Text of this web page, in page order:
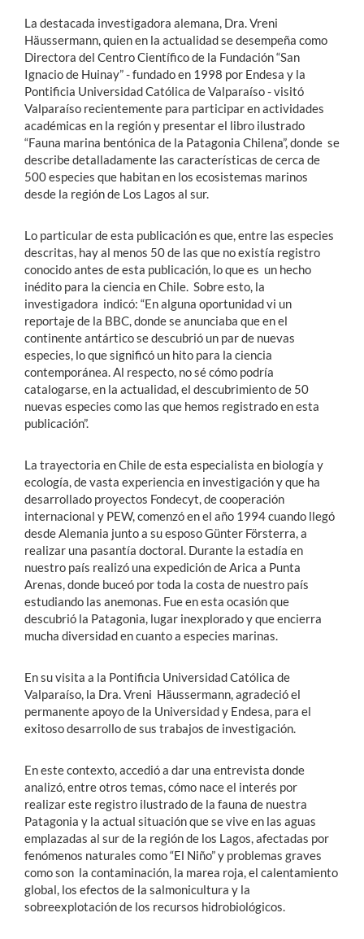
La destacada investigadora alemana, Dra. Vreni
Häussermann, quien en la actualidad se desempeña como
Directora del Centro Científico de la Fundación “San
Ignacio de Huinay” - fundado en 1998 por Endesa y la
Pontificia Universidad Católica de Valparaíso - visitó
Valparaíso recientemente para participar en actividades
académicas en la región y presentar el libro ilustrado
“Fauna marina bentónica de la Patagonia Chilena”, donde se
describe detalladamente las características de cerca de
500 especies que habitan en los ecosistemas marinos
desde la región de Los Lagos al sur.
Lo particular de esta publicación es que, entre las especies
descritas, hay al menos 50 de las que no existía registro
conocido antes de esta publicación, lo que es un hecho
inédito para la ciencia en Chile. Sobre esto, la
investigadora indicó: “En alguna oportunidad vi un
reportaje de la BBC, donde se anunciaba que en el
continente antártico se descubrió un par de nuevas
especies, lo que significó un hito para la ciencia
contemporánea. Al respecto, no sé cómo podría
catalogarse, en la actualidad, el descubrimiento de 50
nuevas especies como las que hemos registrado en esta
publicación”.
La trayectoria en Chile de esta especialista en biología y
ecología, de vasta experiencia en investigación y que ha
desarrollado proyectos Fondecyt, de cooperación
internacional y PEW, comenzó en el año 1994 cuando llegó
desde Alemania junto a su esposo Günter Försterra, a
realizar una pasantía doctoral. Durante la estadía en
nuestro país realizó una expedición de Arica a Punta
Arenas, donde buceó por toda la costa de nuestro país
estudiando las anemonas. Fue en esta ocasión que
descubrió la Patagonia, lugar inexplorado y que encierra
mucha diversidad en cuanto a especies marinas.
En su visita a la Pontificia Universidad Católica de
Valparaíso, la Dra. Vreni Häussermann, agradeció el
permanente apoyo de la Universidad y Endesa, para el
exitoso desarrollo de sus trabajos de investigación.
En este contexto, accedió a dar una entrevista donde
analizó, entre otros temas, cómo nace el interés por
realizar este registro ilustrado de la fauna de nuestra
Patagonia y la actual situación que se vive en las aguas
emplazadas al sur de la región de los Lagos, afectadas por
fenómenos naturales como “El Niño” y problemas graves
como son la contaminación, la marea roja, el calentamiento
global, los efectos de la salmonicultura y la
sobreexplotación de los recursos hidrobiológicos.